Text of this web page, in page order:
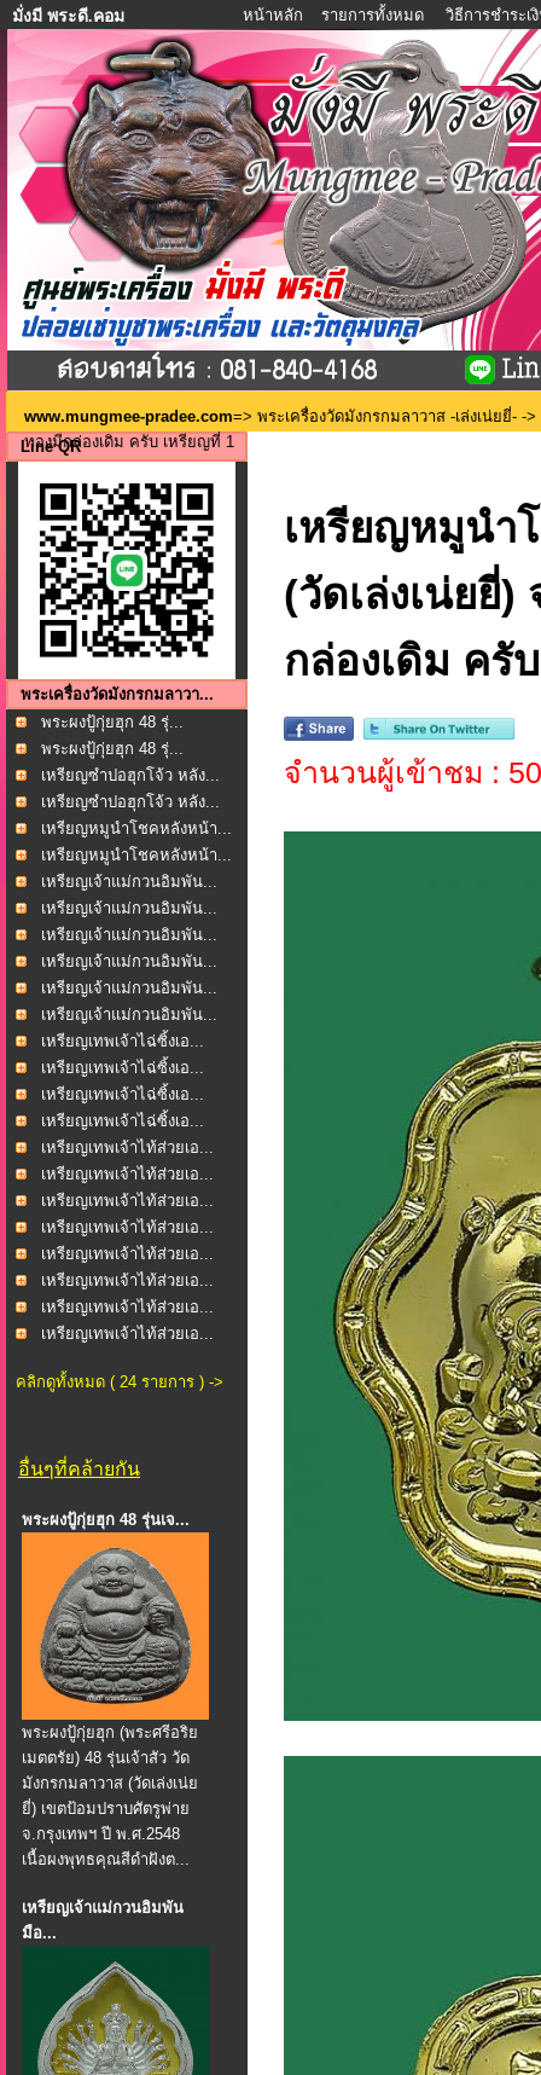
มั่งมี พระดี.คอม หน้าหลัก รายการทั้งหมด วิธีการชำระเ
www.mungmee-pradee.com=> พระเครื่องวัดมังกรกมลาวาส -เล่งเน่ยยี่- ->
ทองมีกล่องเดิม ครับ เหรียญที่ 1
Line QR
พระเครื่องวัดมังกรกมลาวา...
พระผงปู้กุ่ยฮุก 48 รุ่...
พระผงปู้กุ่ยฮุก 48 รุ่...
เหรียญซำปอฮุกโจ้ว หลัง...
เหรียญซำปอฮุกโจ้ว หลัง...
เหรียญหมูนำโชคหลังหน้า...
เหรียญหมูนำโชคหลังหน้า...
เหรียญเจ้าแม่กวนอิมพัน...
เหรียญเจ้าแม่กวนอิมพัน...
เหรียญเจ้าแม่กวนอิมพัน...
เหรียญเจ้าแม่กวนอิมพัน...
เหรียญเจ้าแม่กวนอิมพัน...
เหรียญเจ้าแม่กวนอิมพัน...
เหรียญเทพเจ้าไฉ่ซิ้งเอ...
เหรียญเทพเจ้าไฉ่ซิ้งเอ...
เหรียญเทพเจ้าไฉ่ซิ้งเอ...
เหรียญเทพเจ้าไฉ่ซิ้งเอ...
เหรียญเทพเจ้าไท้ส่วยเอ...
เหรียญเทพเจ้าไท้ส่วยเอ...
เหรียญเทพเจ้าไท้ส่วยเอ...
เหรียญเทพเจ้าไท้ส่วยเอ...
เหรียญเทพเจ้าไท้ส่วยเอ...
เหรียญเทพเจ้าไท้ส่วยเอ...
เหรียญเทพเจ้าไท้ส่วยเอ...
เหรียญเทพเจ้าไท้ส่วยเอ...
คลิกดูทั้งหมด ( 24 รายการ ) ->
อื่นๆที่คล้ายกัน
พระผงปู้กุ่ยฮุก 48 รุ่นเจ...
พระผงปู้กุ่ยฮุก (พระศรีอริย
เมตตรัย) 48 รุ่นเจ้าสัว วัด
มังกรกมลาวาส (วัดเล่งเน่ย
ยี่) เขตป้อมปราบศัตรูพ่าย
จ.กรุงเทพฯ ปี พ.ศ.2548
เนื้อผงพุทธคุณสีดำฝังต...
เหรียญเจ้าแม่กวนอิมพัน
มือ...
เหรียญหมูนำ
(วัดเล่งเน่ยยี่)
กล่องเดิม ครั
จำนวนผู้เข้าชม :